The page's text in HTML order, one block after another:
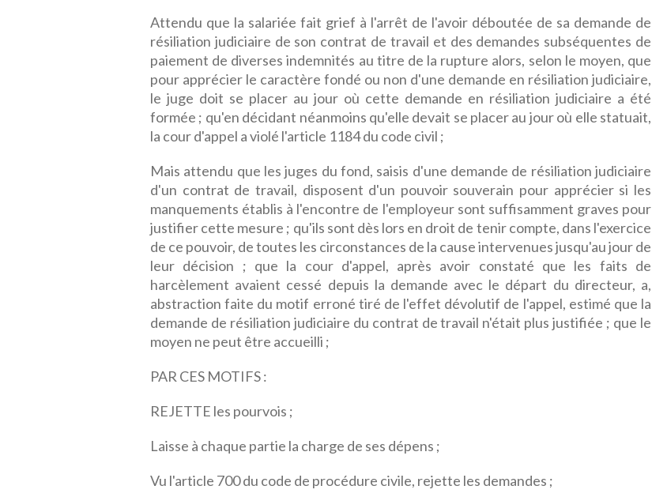
Attendu que la salariée fait grief à l'arrêt de l'avoir déboutée de sa demande de
résiliation judiciaire de son contrat de travail et des demandes subséquentes de
paiement de diverses indemnités au titre de la rupture alors, selon le moyen, que
pour apprécier le caractère fondé ou non d'une demande en résiliation judiciaire,
le juge doit se placer au jour où cette demande en résiliation judiciaire a été
formée ; qu'en décidant néanmoins qu'elle devait se placer au jour où elle statuait,
la cour d'appel a violé l'article 1184 du code civil ;
Mais attendu que les juges du fond, saisis d'une demande de résiliation judiciaire
d'un contrat de travail, disposent d'un pouvoir souverain pour apprécier si les
manquements établis à l'encontre de l'employeur sont suffisamment graves pour
justifier cette mesure ; qu'ils sont dès lors en droit de tenir compte, dans l'exercice
de ce pouvoir, de toutes les circonstances de la cause intervenues jusqu'au jour de
leur décision ; que la cour d'appel, après avoir constaté que les faits de
harcèlement avaient cessé depuis la demande avec le départ du directeur, a,
abstraction faite du motif erroné tiré de l'effet dévolutif de l'appel, estimé que la
demande de résiliation judiciaire du contrat de travail n'était plus justifiée ; que le
moyen ne peut être accueilli ;
PAR CES MOTIFS :
REJETTE les pourvois ;
Laisse à chaque partie la charge de ses dépens ;
Vu l'article 700 du code de procédure civile, rejette les demandes ;